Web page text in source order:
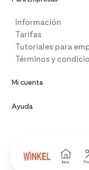
Inicio
Información
Tarifas
Tutoriales para
Términos y
Mi cuenta
Ayuda